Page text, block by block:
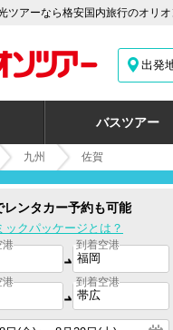
ツアーなら格安国内旅行のオリ
出発
バスツアー
九州 佐賀
レンタカー予約も可能
ックパッケージとは？
港 到着空港
港 到着空港